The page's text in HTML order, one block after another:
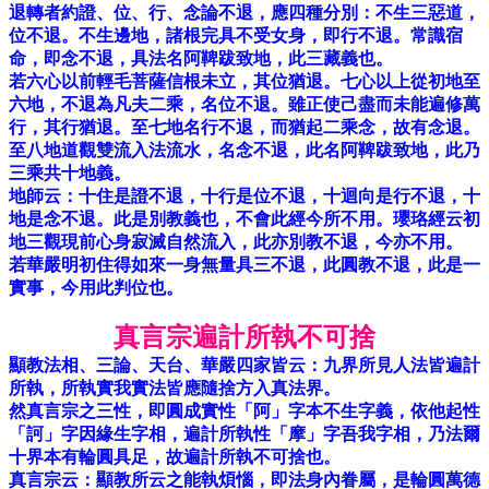
退轉者約證、位、行、念論不退，應四種分別：不生三惡道，
位不退。不生邊地，諸根完具不受女身，即行不退。常識宿
命，即念不退，具法名阿鞞跋致地，此三藏義也。
若六心以前輕毛菩薩信根未立，其位猶退。七心以上從初地至
六地，不退為凡夫二乘，名位不退。雖正使己盡而未能遍修萬
行，其行猶退。至七地名行不退，而猶起二乘念，故有念退。
至八地道觀雙流入法流水，名念不退，此名阿鞞跋致地，此乃
三乘共十地義。
地師云：十住是證不退，十行是位不退，十迴向是行不退，十
地是念不退。此是別教義也，不會此經今所不用。瓔珞經云初
地三觀現前心身寂滅自然流入，此亦別教不退，今亦不用。
若華嚴明初住得如來一身無量具三不退，此圓教不退，此是一
實事，今用此判位也。
真言宗遍計所執不可捨
顯教法相、三論、天台、華嚴四家皆云：九界所見人法皆遍計
所執，所執實我實法皆應隨捨方入真法界。
然真言宗之三性，即圓成實性「阿」字本不生字義，依他起性
「訶」字因緣生字相，遍計所執性「摩」字吾我字相，乃法爾
十界本有輪圓具足，故遍計所執不可捨也。
真言宗云：顯教所云之能執煩惱，即法身內眷屬，是輪圓萬德